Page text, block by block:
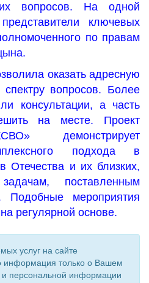
вопросов. На одной
ключевых
по правам
оказать адресную
вопросов. Более
консультации, а часть
на месте. Проект
демонстрирует
подхода в
Отечества и их близких,
поставленным
Подобные мероприятия
регулярной основе.
услуг на сайте
информация только о Вашем
персональной информации